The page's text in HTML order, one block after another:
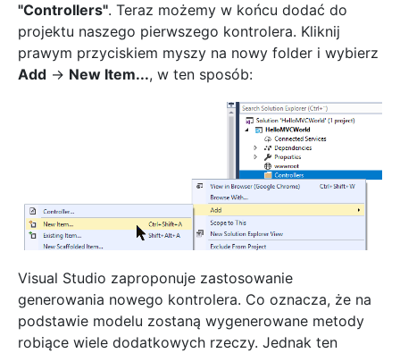
"Controllers". Teraz możemy w końcu dodać do
projektu naszego pierwszego kontrolera. Kliknij
prawym przyciskiem myszy na nowy folder i wybierz
Add -> New Item..., w ten sposób:
Visual Studio zaproponuje zastosowanie
generowania nowego kontrolera. Co oznacza, że na
podstawie modelu zostaną wygenerowane metody
robiące wiele dodatkowych rzeczy. Jednak ten